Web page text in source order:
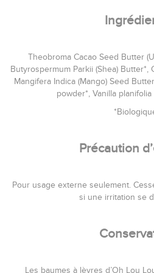
Theobroma Cacao Seed Butter
Butyrospermum Parkii (Shea) Butter*,
Mangifera Indica (Mango) Seed
powder*, Vanilla planifolia
Précaution
Pour usage externe seulement.
si une irritation se
Les baumes à lèvres d’Oh Lou